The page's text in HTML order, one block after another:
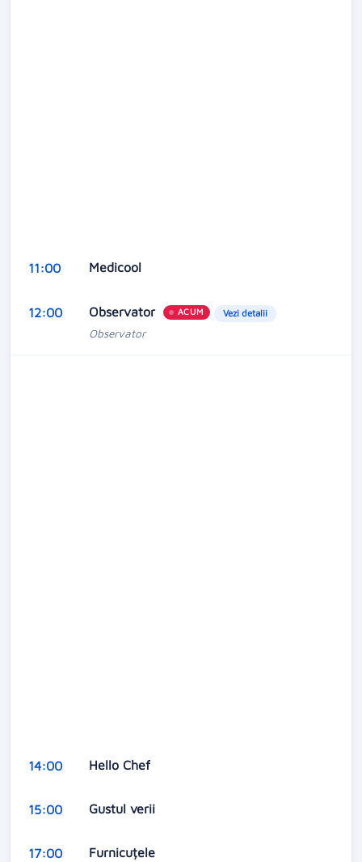
11:00 Medicool
12:00 Observator ACUM Vezi detalii
Observator
14:00 Hello Chef
15:00 Gustul verii
17:00 Furnicuțele